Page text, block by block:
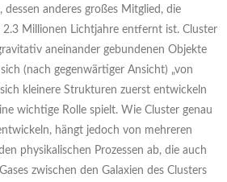
dessen anderes großes Mitglied, die
2.3 Millionen Lichtjahre entfernt ist. Cluster
aneinander gebundenen Objekte
(nach gegenwärtiger Ansicht) „von
kleinere Strukturen zuerst entwickeln
wichtige Rolle spielt. Wie Cluster genau
hängt jedoch von mehreren
physikalischen Prozessen ab, die auch
zwischen den Galaxien des Clusters